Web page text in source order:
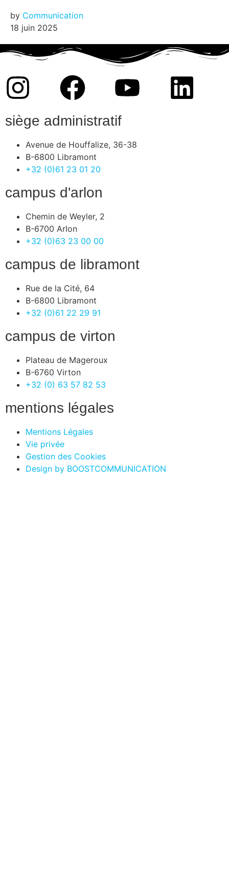
by Communication
18 juin 2025
siège administratif
Avenue de Houffalize, 36-38
B-6800 Libramont
+32 (0)61 23 01 20
campus d'arlon
Chemin de Weyler, 2
B-6700 Arlon
+32 (0)63 23 00 00
campus de libramont
Rue de la Cité, 64
B-6800 Libramont
+32 (0)61 22 29 91
campus de virton
Plateau de Mageroux
B-6760 Virton
+32 (0) 63 57 82 53
mentions légales
Mentions Légales
Vie privée
Gestion des Cookies
Design by BOOSTCOMMUNICATION